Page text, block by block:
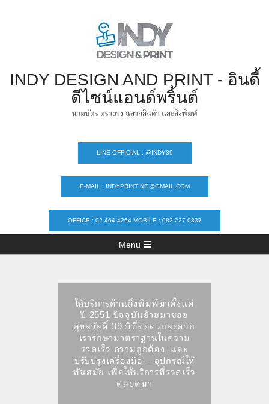
INDY DESIGN AND PRINT - อินดี้
ดีไซน์แอนด์พริ้นต์
นามบัตร ตรายาง ฉลากสินค้า และสิ่งพิมพ์
LINE OFFICIAL : @INDY39
E-MAIL : INDYPRINTING@GMAIL.COM
OFFICE : 02 464 4264 MOBILE : 082 227 0337
Menu
ให้บริการด้านสิ่งพิมพ์มาตั้งแต่
ปี 2551 ปัจจุบันย้ายมาซอย
สุขสวัสดิ์ 39 มีที่จอดรถสะดวก
เรารักษามาตราฐานในความ
รวดเร็ว ความถูกต้อง และ
ปรับปรุงเครื่องมือ – อุปกรณ์ให้
ทันสมัย เพื่อให้บริการที่รวดเร็ว
ตลอดมา